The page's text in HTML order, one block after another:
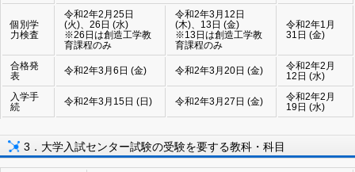
個別学
力検査
令和2年2月25日
(火)、26日 (水)
※26日は創造工学教
育課程のみ
令和2年3月12日
(木)、13日 (金)
※13日は創造工学教
育課程のみ
令和2年1月
31日 (金)
合格発
表
令和2年3月6日 (金) 令和2年3月20日 (金)
令和2年2月
12日 (水)
入学手
続
令和2年3月15日 (日) 令和2年3月27日 (金)
令和2年2月
19日 (水)
3．大学入試センター試験の受験を要する教科・科目